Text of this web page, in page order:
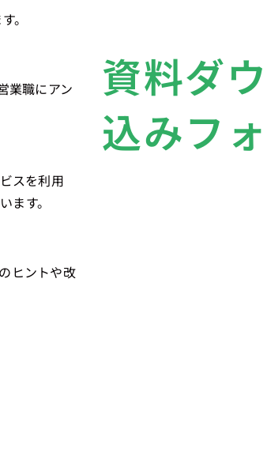
資料ダ
込みフ
。
業職にアン
スを利用
ます。
ヒントや改